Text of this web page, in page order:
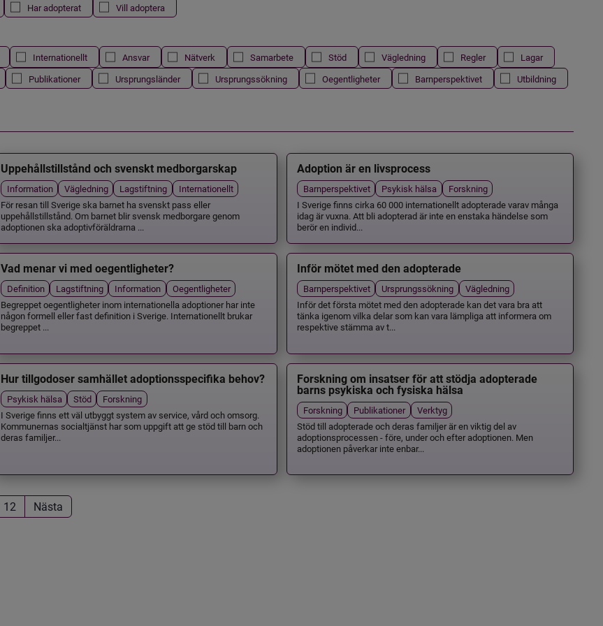
Har adopterat Vill adoptera
Internationellt Ansvar Nätverk Samarbete Stöd Vägledning Regler
Lagar
Publikationer Ursprungsländer Ursprungssökning Oegentligheter Barnperspektivet
Utbildning
Uppehållstillstånd och svenskt medborgarskap
Information Vägledning Lagstiftning
Internationellt
För resan till Sverige ska barnet ha svenskt pass eller
uppehållstillstånd. Om barnet blir svensk medborgare genom
adoptionen ska adoptivföräldrarna ...
Adoption är en livsprocess
Barnperspektivet Psykisk hälsa
Forskning
I Sverige finns cirka 60 000 internationellt adopterade varav många
idag är vuxna. Att bli adopterad är inte en enstaka händelse som
berör en individ...
Vad menar vi med oegentligheter?
Definition Lagstiftning Information
Oegentligheter
Begreppet oegentligheter inom internationella adoptioner har inte
någon formell eller fast definition i Sverige. Internationellt brukar
begreppet ...
Inför mötet med den adopterade
Barnperspektivet Ursprungssökning
Vägledning
Inför det första mötet med den adopterade kan det vara bra att
tänka igenom vilka delar som kan vara lämpliga att informera om
respektive stämma av t...
Hur tillgodoser samhället adoptionsspecifika behov?
Psykisk hälsa Stöd
Forskning
I Sverige finns ett väl utbyggt system av service, vård och omsorg.
Kommunernas socialtjänst har som uppgift att ge stöd till barn och
deras familjer...
Forskning om insatser för att stödja adopterade
barns psykiska och fysiska hälsa
Forskning Publikationer
Verktyg
Stöd till adopterade och deras familjer är en viktig del av
adoptionsprocessen - före, under och efter adoptionen. Men
adoptionen påverkar inte enbar...
12 Nästa